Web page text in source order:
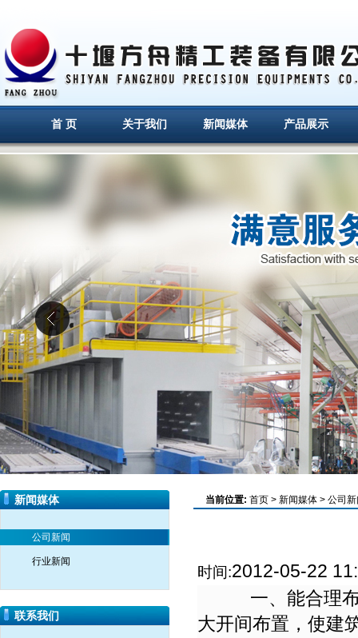
首 页 关于我们 新闻媒体 产品展示
新闻媒体
公司新闻
行业新闻
联系我们
当前位置: 首页 > 新闻媒体 > 公司
时间:2012-05-22
一、能合理布
大开间布置，使建